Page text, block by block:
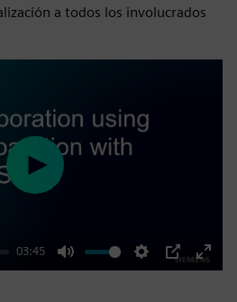
a todos los involucrados
03:45
Mute Settings
PIP
Enter
Play